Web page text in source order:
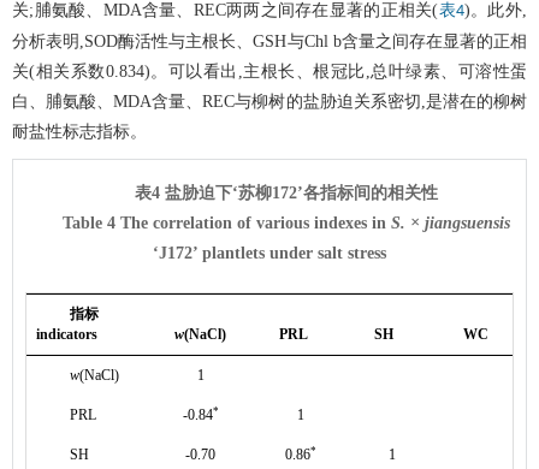
关;脯氨酸、MDA含量、REC两两之间存在显著的正相关(表4)。此外,
分析表明,SOD酶活性与主根长、GSH与Chl b含量之间存在显著的正相
关(相关系数0.834)。可以看出,主根长、根冠比,总叶绿素、可溶性蛋
白、脯氨酸、MDA含量、REC与柳树的盐胁迫关系密切,是潜在的柳树
耐盐性标志指标。
表4 盐胁迫下‘苏柳172’各指标间的相关性
Table 4 The correlation of various indexes in S. × jiangsuensis
‘J172’ plantlets under salt stress
指标
indicators
w(NaCl) PRL SH WC
w(NaCl) 1
PRL -0.84* 1
SH -0.70 0.86* 1